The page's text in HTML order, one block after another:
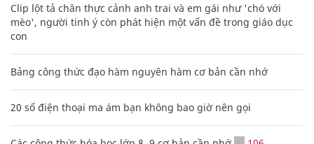
Clip lột tả chân thực cảnh anh trai và em gái như 'chó với
mèo', người tinh ý còn phát hiện một vấn đề trong giáo dục
con
Bảng công thức đạo hàm nguyên hàm cơ bản cần nhớ
20 số điện thoại ma ám bạn không bao giờ nên gọi